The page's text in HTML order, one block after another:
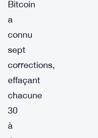
Bitcoin
a
connu
sept
corrections,
effaçant
chacune
30
à